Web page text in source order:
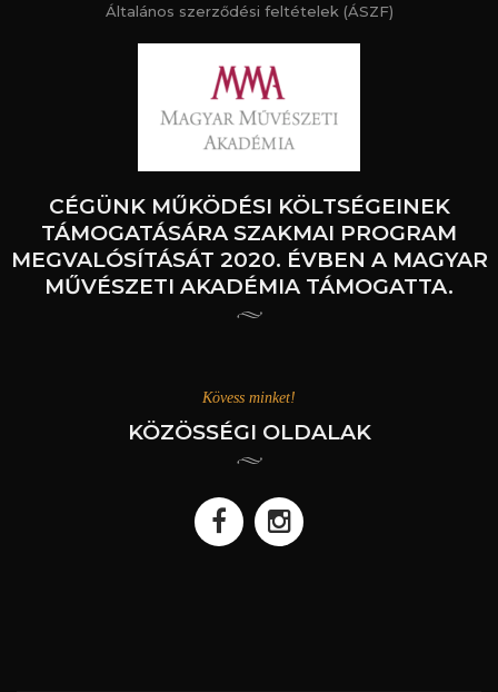
Általános szerződési feltételek (ÁSZF)
CÉGÜNK MŰKÖDÉSI KÖLTSÉGEINEK
TÁMOGATÁSÁRA SZAKMAI PROGRAM
MEGVALÓSÍTÁSÁT 2020. ÉVBEN A MAGYAR
MŰVÉSZETI AKADÉMIA TÁMOGATTA.
Kövess minket!
KÖZÖSSÉGI OLDALAK